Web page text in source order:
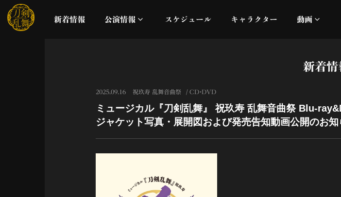
新着情報 公演情報
これまでの公演
公演に関するお知らせ
スケジュール キャラクター 動画
オフィシ
新着情
2025.09.16 祝玖寿 乱舞音曲祭 CD・DVD
ミュージカル『刀剣乱舞』 祝玖寿 乱舞音曲祭 Blu-
ジャケット写真・展開図および発売告知動画公開のお知